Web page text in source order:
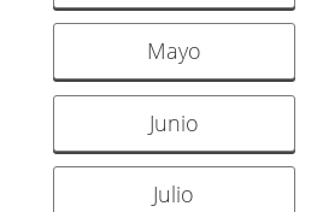
Mayo
Junio
Julio